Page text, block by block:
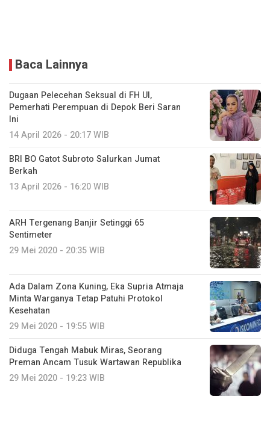
Baca Lainnya
Dugaan Pelecehan Seksual di FH UI,
Pemerhati Perempuan di Depok Beri Saran
Ini
14 April 2026 - 20:17 WIB
BRI BO Gatot Subroto Salurkan Jumat
Berkah
13 April 2026 - 16:20 WIB
ARH Tergenang Banjir Setinggi 65
Sentimeter
29 Mei 2020 - 20:35 WIB
Ada Dalam Zona Kuning, Eka Supria Atmaja
Minta Warganya Tetap Patuhi Protokol
Kesehatan
29 Mei 2020 - 19:55 WIB
Diduga Tengah Mabuk Miras, Seorang
Preman Ancam Tusuk Wartawan Republika
29 Mei 2020 - 19:23 WIB